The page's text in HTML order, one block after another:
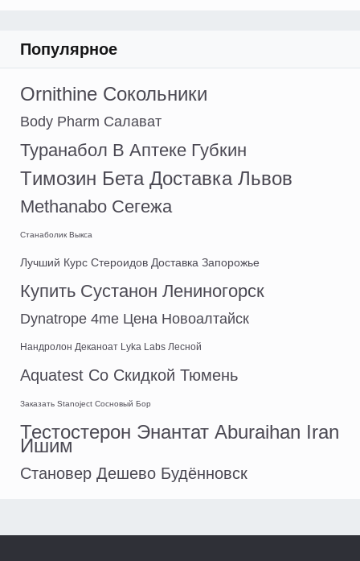
Популярное
Ornithine Сокольники
Body Pharm Салават
Туранабол В Аптеке Губкин
Tимозин Бета Доставка Львов
Methanabo Сегежа
Станаболик Выкса
Лучший Курс Стероидов Доставка Запорожье
Купить Сустанон Лениногорск
Dynatrope 4me Цена Новоалтайск
Нандролон Деканоат Lyka Labs Лесной
Aquatest Со Скидкой Тюмень
Заказать Stanoject Сосновый Бор
Тестостерон Энантат Aburaihan Iran
Ишим
Становер Дешево Будённовск